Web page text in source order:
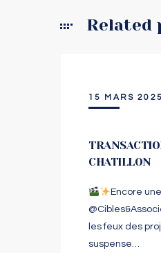
Related
15 MARS 2025
CHATILLON
Encore
les feux des
suspense…